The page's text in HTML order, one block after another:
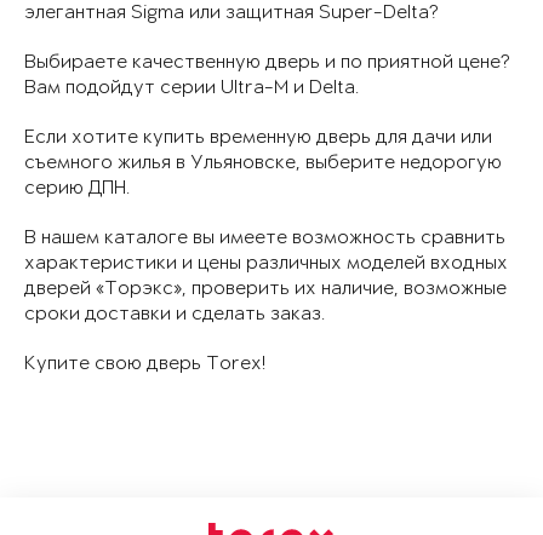
элегантная Sigma или защитная Super-Delta?
Выбираете качественную дверь и по приятной цене?
Вам подойдут серии Ultra-M и Delta.
Если хотите купить временную дверь для дачи или
съемного жилья в Ульяновске, выберите недорогую
серию ДПН.
В нашем каталоге вы имеете возможность сравнить
характеристики и цены различных моделей входных
дверей «Торэкс», проверить их наличие, возможные
сроки доставки и сделать заказ.
Купите свою дверь Torex!